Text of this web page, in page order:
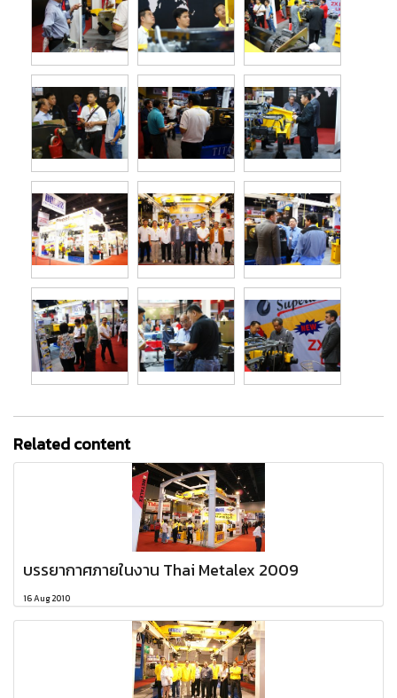
Related content
บรรยากาศภายในงาน Thai Metalex 2009
16 Aug 2010